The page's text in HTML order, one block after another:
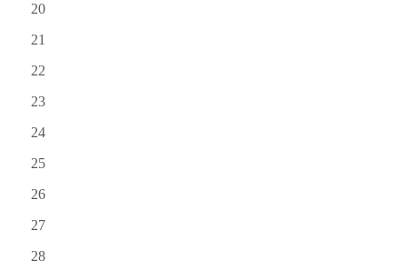
20
21
22
23
24
25
26
27
28